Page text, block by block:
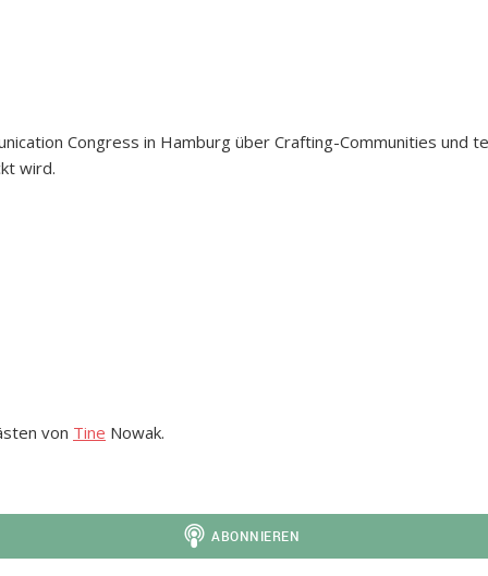
Congress in Hamburg über Crafting-Communities und
wird.
von Tine Nowak.